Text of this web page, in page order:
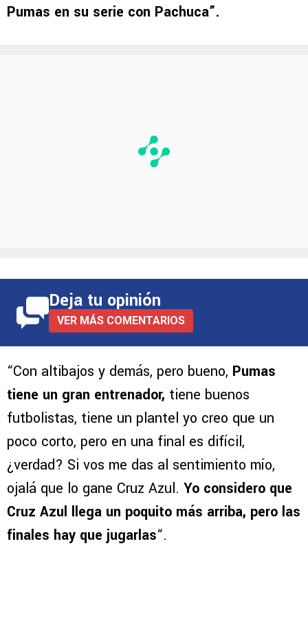
Pumas en su serie con Pachuca”.
Deja tu opinión
VER MÁS COMENTARIOS
“Con altibajos y demás, pero bueno, Pumas
tiene un gran entrenador, tiene buenos
futbolistas, tiene un plantel yo creo que un
poco corto, pero en una final es difícil,
¿verdad? Si vos me das al sentimiento mío,
ojalá que lo gane Cruz Azul. Yo considero que
Cruz Azul llega un poquito más arriba, pero las
finales hay que jugarlas“.